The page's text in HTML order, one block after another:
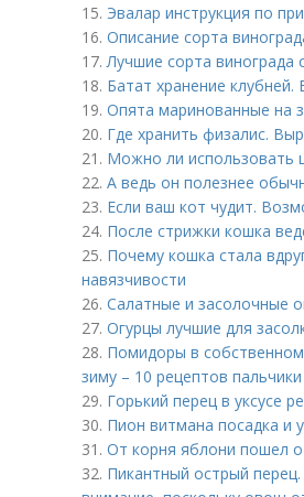
15. Эвалар инструкция по
16. Описание сорта
17.Лучшие сорта винограда
18. Батат хранение
19. Опята маринованные на
20. Где хранить физалис.
21. Можно ли использовать
22. А ведь он полезнее
23. Если ваш кот чудит.
24. После стрижки кошка
25. Почему кошка стала
навязчивости
26. Салатные и засолочные
27. Огурцы лучшие для
28. Помидоры в
зиму – 10 рецептов
29. Горький перец в уксусе
30. Пион витмана посадка и
31. От корня яблони пошел
32. Пикантный острый